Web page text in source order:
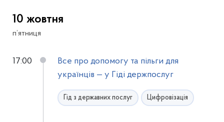
10 жовтня
п’ятниця
17:00
Все про допомогу та пільги для
українців — у Гіді держпослуг
Гід з державних послуг Цифровізація